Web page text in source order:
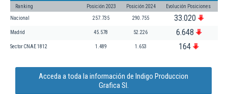
Ranking Posición 2023 Posición 2024 Evolución Posiciones
Nacional 257.735 290.755 33.020
Madrid 45.578 52.226 6.648
Sector CNAE 1812 1.489 1.653 164
Acceda a toda la información de Indigo Produccion
Grafica Sl.